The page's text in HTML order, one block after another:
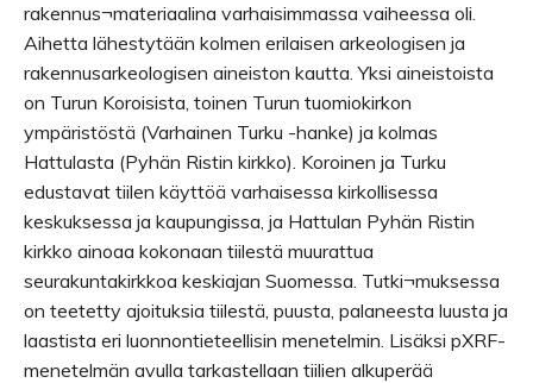
rakennus¬materiaalina varhaisimmassa vaiheessa oli.
Aihetta lähestytään kolmen erilaisen arkeologisen ja
rakennusarkeologisen aineiston kautta. Yksi aineistoista
on Turun Koroisista, toinen Turun tuomiokirkon
ympäristöstä (Varhainen Turku -hanke) ja kolmas
Hattulasta (Pyhän Ristin kirkko). Koroinen ja Turku
edustavat tiilen käyttöä varhaisessa kirkollisessa
keskuksessa ja kaupungissa, ja Hattulan Pyhän Ristin
kirkko ainoaa kokonaan tiilestä muurattua
seurakuntakirkkoa keskiajan Suomessa. Tutki¬muksessa
on teetetty ajoituksia tiilestä, puusta, palaneesta luusta ja
laastista eri luonnontieteellisin menetelmin. Lisäksi pXRF-
menetelmän avulla tarkastellaan tiilien alkuperää